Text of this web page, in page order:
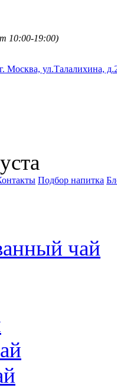
10:00-19:00)
г. Москва, ул.Талалихина,
Подбор напитка
чай